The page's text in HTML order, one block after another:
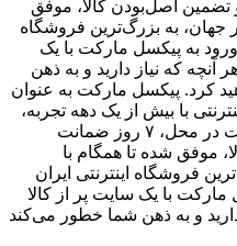
و تضمین اصل‌بودن کالا، موفق
جهان، به بزرگ‌ترین فروشگاه
ورود به پیکسل مارکت با یک
آنچه که نیاز دارید و به ذهن
کرد. پیکسل مارکت به عنوان
با بیش از یک دهه تجربه،
با پایبندی به سه اصل کلیدی، پرداخت در محل، ۷ روز ضمانت
موفق شده تا همگام با
فروشگاه اینترنتی ایران
با یک سایت پر از کالا
و به ذهن شما خطور می‌کند